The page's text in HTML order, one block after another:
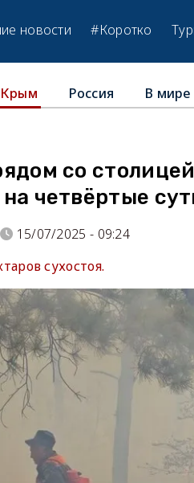
новости #Коротко
Крым Россия В мире
со
четвёртые
15/07/2025 - 09:24
сухостоя.